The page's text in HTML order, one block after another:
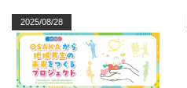
2025/08/28